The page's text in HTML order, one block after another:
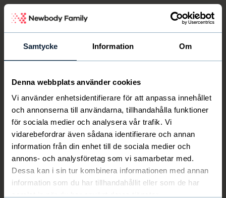
Samtycke Information Om
Denna webbplats använder cookies
Vi använder enhetsidentifierare för att anpassa innehållet
och annonserna till användarna, tillhandahålla funktioner
för sociala medier och analysera vår trafik. Vi
vidarebefordrar även sådana identifierare och annan
information från din enhet till de sociala medier och
annons- och analysföretag som vi samarbetar med.
Dessa kan i sin tur kombinera informationen med annan
information som du har tillhandahållit eller som de har
Välkommen Newbody
Newbody Family Portal